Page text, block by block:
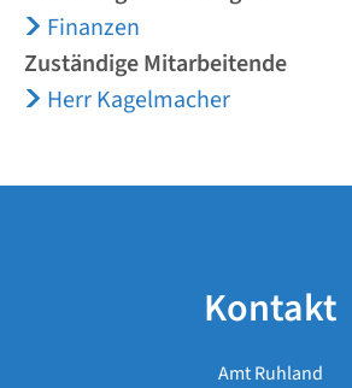
Finanzen
Zuständige Mitarbeitende
Herr Kagelmacher
Kontakt
Amt Ruhland